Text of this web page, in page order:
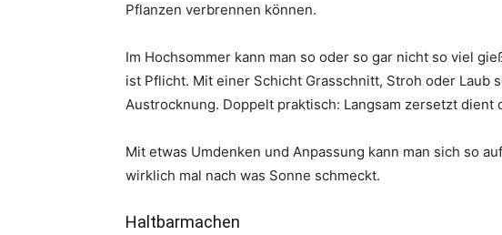
Pflanzen verbrennen können.
Im Hochsommer kann man so oder so gar nicht so viel
ist Pflicht. Mit einer Schicht Grasschnitt, Stroh oder Laub
Austrocknung. Doppelt praktisch: Langsam zersetzt dient
Mit etwas Umdenken und Anpassung kann man sich so
wirklich mal nach was Sonne schmeckt.
Haltbarmachen